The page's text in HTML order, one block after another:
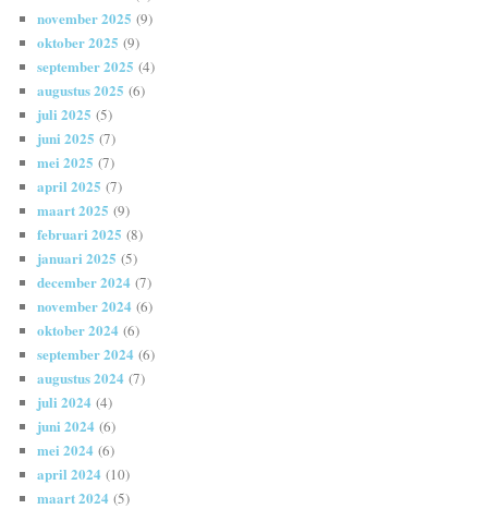
november 2025 (9)
oktober 2025 (9)
september 2025 (4)
augustus 2025 (6)
juli 2025 (5)
juni 2025 (7)
mei 2025 (7)
april 2025 (7)
maart 2025 (9)
februari 2025 (8)
januari 2025 (5)
december 2024 (7)
november 2024 (6)
oktober 2024 (6)
september 2024 (6)
augustus 2024 (7)
juli 2024 (4)
juni 2024 (6)
mei 2024 (6)
april 2024 (10)
maart 2024 (5)